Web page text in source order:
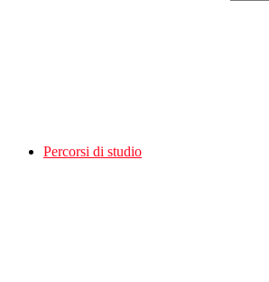
Percorsi di studio